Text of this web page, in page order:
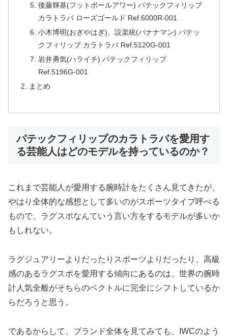
後藤輝基(フットボールアワー) パテックフィリップ
カラトラバ ローズゴールド Ref.6000R-001
小木博明(おぎやはぎ)、設楽統(バナナマン) パテッ
クフィリップ カラトラバ Ref.5120G-001
岩井勇気(ハライチ) パテックフィリップ
Ref.5196G-001
まとめ
パテックフィリップのカラトラバを愛用す
る芸能人はどのモデルを持っているのか？
これまで芸能人が愛用する腕時計をたくさん見てきたが、
やはり全体的な感想として多いのがスポーツタイプ呼べる
もので、ラグスポなんていう言い方をするモデルが多いか
もしれない。
ラグジュアリーよりだったりスポーツよりだったり、高級
感のあるラグスポを愛用する傾向にあるのは、世界の腕時
計人気全般がそちらのベクトルに完全にシフトしているか
らだろうと思う。
であるからして、ブランド全体を見てみても、IWCのよう